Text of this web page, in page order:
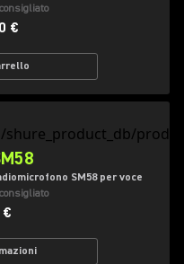
€
SM58 per voce
€